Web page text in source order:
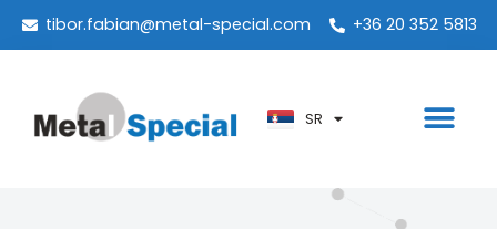
tibor.fabian@metal-special.com +36 20 352 5813
SR
PT
KO
AR